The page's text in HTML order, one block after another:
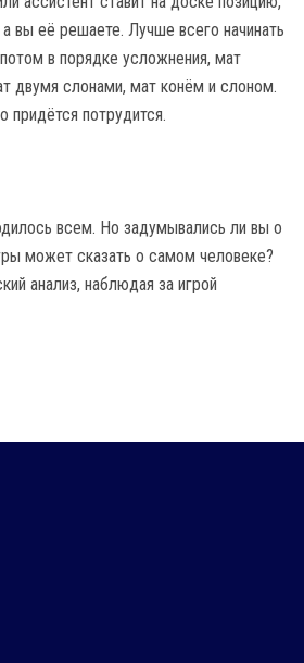
вы её решаете. Лучше всего начинать
в порядке усложнения, мат
двумя слонами, мат конём и слоном.
придётся потрудится.
всем. Но задумывались ли вы о
может сказать о самом человеке?
анализ, наблюдая за игрой